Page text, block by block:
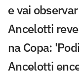
e vai
Ancelotti
na Copa:
Ancelotti